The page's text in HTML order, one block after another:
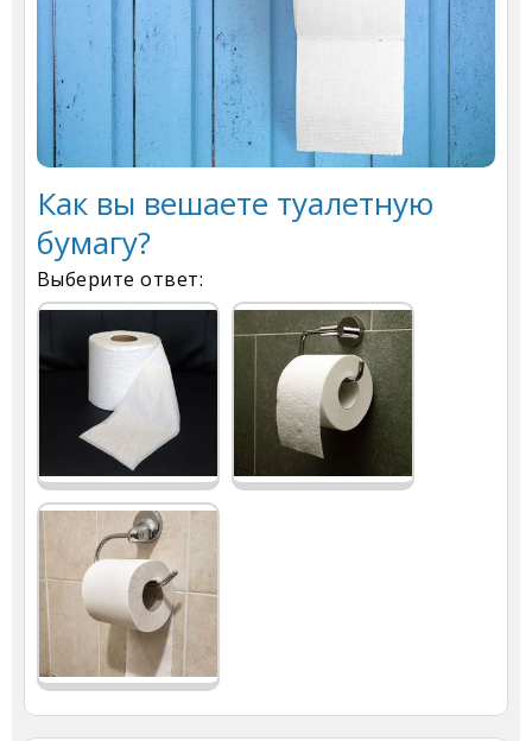
Как вы вешаете туалетную
бумагу?
Выберите ответ: